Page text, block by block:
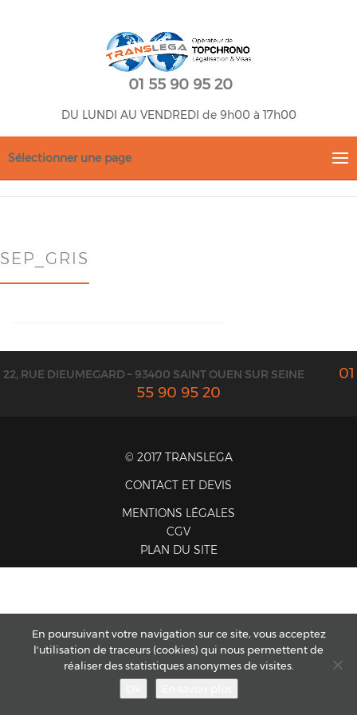
01 55 90 95 20
DU LUNDI AU VENDREDI de 9h00 à 17h00
Sélectionner une page
SEP_GRIS
22, RUE DIEUMEGARD – 93400 SAINT OUEN SUR SEINE
01
55 90 95 20
© 2017 TRANSLEGA
CONTACT ET DEVIS
MENTIONS LÉGALES
CGV
PLAN DU SITE
En poursuivant votre navigation sur ce site, vous acceptez
l'utilisation de traceurs (cookies) qui nous permettent de
réaliser des statistiques anonymes de visites.